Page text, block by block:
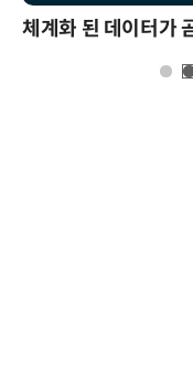
체계화 된 데이터가